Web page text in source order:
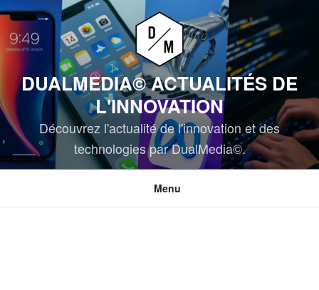
Aller
au
contenu
DUALMEDIA© ACTUALITÉS DE
L'INNOVATION
Découvrez l'actualité de l'innovation et des
technologies par DualMedia©.
Menu